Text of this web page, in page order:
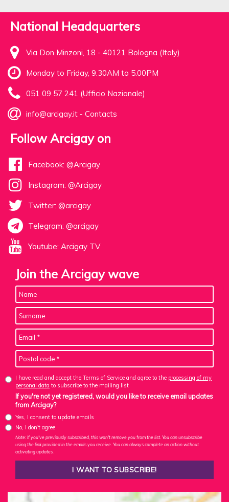
National Headquarters
Via Don Minzoni, 18 - 40121 Bologna (Italy)
Monday to Friday, 9.30AM to 5.00PM
051 09 57 241 (Ufficio Nazionale)
info@arcigay.it - Contacts
Follow Arcigay on
Facebook: @Arcigay
Instagram: @Arcigay
Twitter: @arcigay
Telegram: @arcigay
Youtube: Arcigay TV
Join the Arcigay wave
I have read and accept the Terms of Service and agree to the processing of my
personal data to subscribe to the mailing list
If you're not yet registered, would you like to receive email updates
from Arcigay?
Yes, I consent to update emails
No, I don't agree
Note: If you've previously subscribed, this won't remove you from the list. You can unsubscribe
using the link provided in the emails you receive. You can always complete an action without
activating updates.